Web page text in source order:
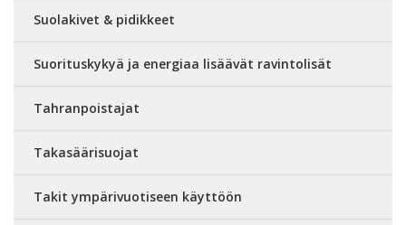
Suolakivet & pidikkeet
Suorituskykyä ja energiaa lisäävät ravintolisät
Tahranpoistajat
Takasäärisuojat
Takit ympärivuotiseen käyttöön